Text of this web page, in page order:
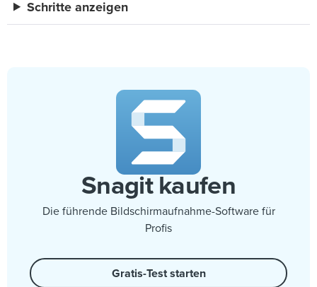
Schritte anzeigen
Snagit kaufen
Die führende Bildschirmaufnahme-Software für
Profis
Gratis-Test starten